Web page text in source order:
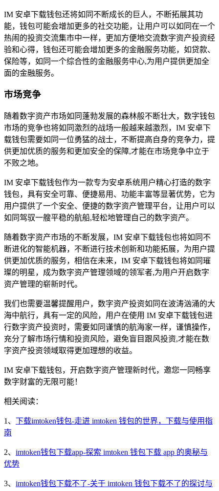
IM 安卓下载钱包还将如同不断成长的巨人，不断拓展其功
能，钱包可能会增加更多的社交功能，让用户可以如同在一个
热闹的投资交流集市中一样，更加方便地交流数字资产投资经
验和心得，钱包还可能会增加更多的金融服务功能，如贷款、
保险等，如同一个综合性的金融服务中心,为用户提供更加全
面的金融服务。
市场竞争
随着数字资产市场如同蓬勃发展的森林般不断壮大，数字钱包
市场的竞争也将如同激烈的战场一般越来越激烈，IM 安卓下
载钱包需要如同一位勇猛的战士，不断提高自身的竞争力，提
供更加优质的服务和更加安全的保障,才能在市场竞争中立于
不败之地。
IM 安卓下载钱包作为一款专为安卓系统用户精心打造的数字
钱包，具有安全可靠、便捷易用、功能丰富等显著优势，它为
用户提供了一个安全、便捷的数字资产管理平台，让用户可以
如同驾驭一艘平稳的航船,轻松地管理自己的数字资产。
随着数字资产市场的不断发展，IM 安卓下载钱包也将如同不
断进化的智能机器，不断进行技术创新和功能拓展，为用户提
供更加优质的服务，相信在未来，IM 安卓下载钱包将如同璀
璨的明星，成为数字资产管理领域的领军者,为用户开启数字
资产管理的崭新时代。
我们也需要温馨提醒用户，数字资产投资如同在波涛汹涌的大
海中航行，具有一定的风险，用户在使用 IM 安卓下载钱包进
行数字资产投资时，需要如同谨慎的航海家一样，谨慎操作，
充分了解市场行情和投资风险，避免盲目跟风投资,才能在数
字资产投资领域取得更加理想的收益。
IM 安卓下载钱包，开启数字资产管理新时代，邀您一同畅享
数字财富的无限可能！
相关阅读：
1、 下载imtoken钱包-走进 imtoken 钱包的世界，下载与使用指
南
2、 imtoken钱包下载app-探索 imtoken 钱包下载 app 的奥秘与
优势
3、 imtoken钱包下载不了-关于 imtoken 钱包下载不了的探讨与